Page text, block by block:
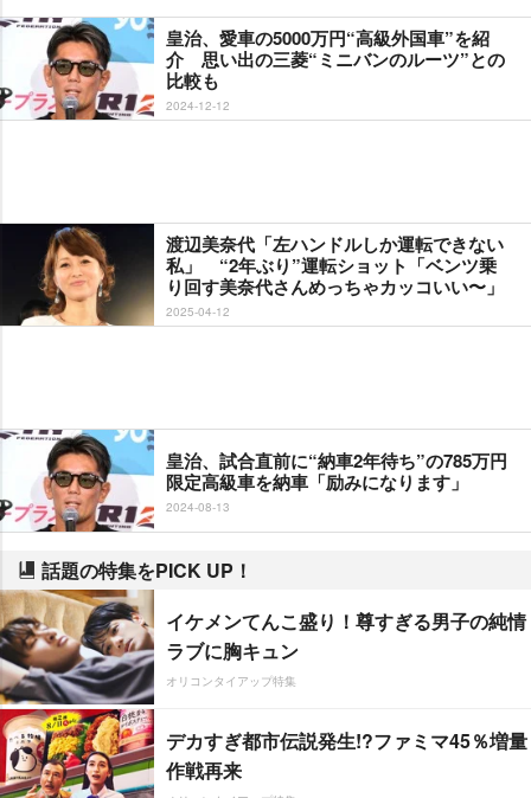
皇治、愛車の5000万円“高級外国車”を紹
介 思い出の三菱“ミニバンのルーツ”との
比較も
2024-12-12
渡辺美奈代「左ハンドルしか運転できない
私」 “2年ぶり”運転ショット「ベンツ乗
り回す美奈代さんめっちゃカッコいい〜」
2025-04-12
皇治、試合直前に“納車2年待ち”の785万円
限定高級車を納車「励みになります」
2024-08-13
話題の特集をPICK UP！
イケメンてんこ盛り！尊すぎる男子の純情
ラブに胸キュン
オリコンタイアップ特集
デカすぎ都市伝説発生!?ファミマ45％増量
作戦再来